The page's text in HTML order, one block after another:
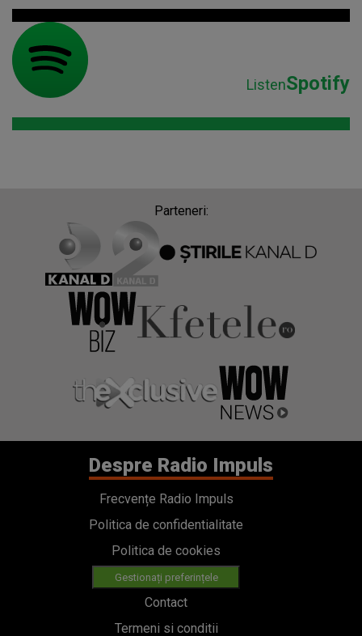
ListenSpotify
Parteneri:
Despre Radio Impuls
Frecvențe Radio Impuls
Politica de confidentialitate
Politica de cookies
Gestionați preferințele
Contact
Termeni si conditii